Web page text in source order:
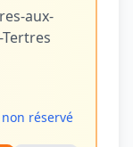
aux-
réservé